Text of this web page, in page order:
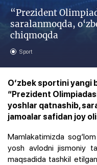
“Prezident
saralanmoqda,
chiqmoqda
Sport
O‘zbek sportini yangi
“Prezident
yoshlar qatnashib,
jamoalar safidan joy
Mamlakatimizda
yosh avlodni jismoniy
maqsadida tashkil